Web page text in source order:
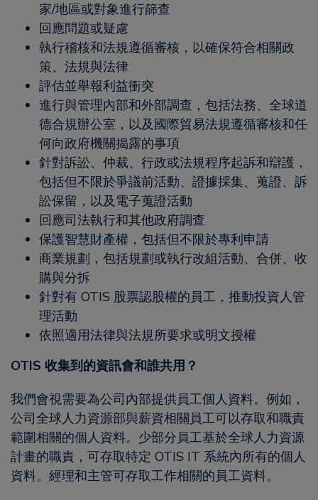
家/地區或對象進行篩查
回應問題或疑慮
執行稽核和法規遵循審核，以確保符合相關政
策、法規與法律
評估並舉報利益衝突
進行與管理內部和外部調查，包括法務、全球道
德合規辦公室，以及國際貿易法規遵循審核和任
何向政府機關揭露的事項
針對訴訟、仲裁、行政或法規程序起訴和辯護，
包括但不限於爭議前活動、證據採集、蒐證、訴
訟保留，以及電子蒐證活動
回應司法執行和其他政府調查
保護智慧財產權，包括但不限於專利申請
商業規劃，包括規劃或執行改組活動、合併、收
購與分拆
針對有 OTIS 股票認股權的員工，推動投資人管
理活動
依照適用法律與法規所要求或明文授權
OTIS 收集到的資訊會和誰共用？
我們會視需要為公司內部提供員工個人資料。例如，
公司全球人力資源部與薪資相關員工可以存取和職責
範圍相關的個人資料。少部分員工基於全球人力資源
計畫的職責，可存取特定 OTIS IT 系統內所有的個人
資料。經理和主管可存取工作相關的員工資料。